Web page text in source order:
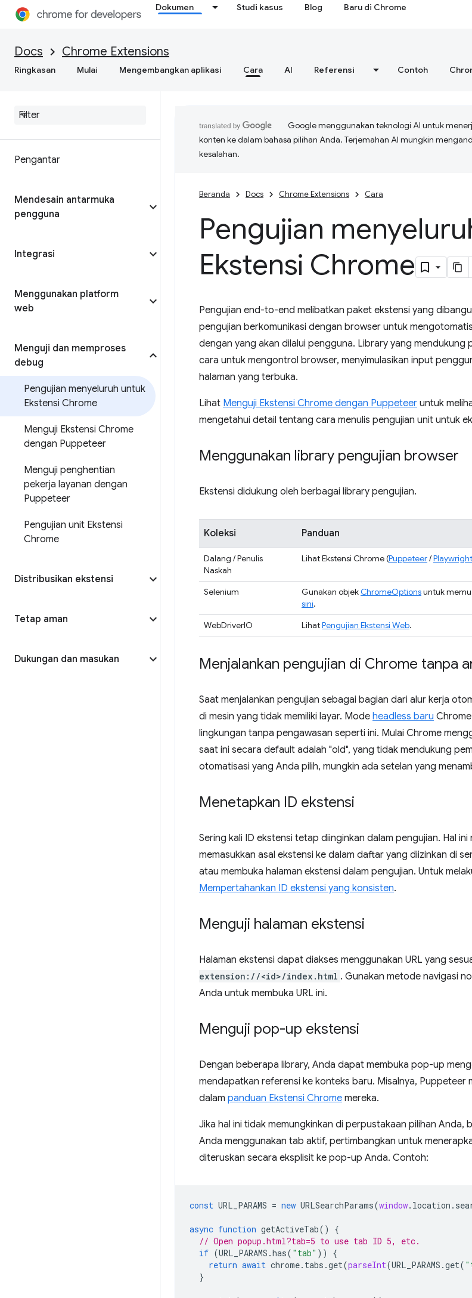
Dokumen Studi kasus Blog Baru di Chrome
Docs Chrome Extensions
Ringkasan Mulai Mengembangkan aplikasi Cara AI Referensi Contoh
Pengantar
Mendesain antarmuka
pengguna
Integrasi
Menggunakan platform
web
Menguji dan memproses
debug
Pengujian menyeluruh untuk
Ekstensi Chrome
Menguji Ekstensi Chrome
dengan Puppeteer
Menguji penghentian
pekerja layanan dengan
Puppeteer
Pengujian unit Ekstensi
Chrome
Distribusikan ekstensi
Tetap aman
Dukungan dan masukan
Google menggunakan teknologi AI untuk
konten ke dalam bahasa pilihan Anda. Terjemahan AI mungkin
kesalahan.
Beranda Docs Chrome Extensions Cara
Pengujian
Ekstensi Chrome
Pengujian end-to-end melibatkan paket ekstensi yang
pengujian berkomunikasi dengan browser untuk
dengan yang akan dilalui pengguna. Library yang mendukung
cara untuk mengontrol browser, menyimulasikan input
halaman yang terbuka.
Lihat Menguji Ekstensi Chrome dengan Puppeteer untuk
mengetahui detail tentang cara menulis pengujian unit untuk
Menggunakan library pengujian browser
Ekstensi didukung oleh berbagai library pengujian.
Koleksi Panduan
Dalang / Penulis
Naskah
Lihat Ekstensi Chrome (Puppeteer/Playwright
Selenium Gunakan objekChromeOptionsuntuk
sini.
WebDriverIO
LihatPengujian Ekstensi Web.
Menjalankan pengujian di Chrome tanpa
Saat menjalankan pengujian sebagai bagian dari alur kerja
di mesin yang tidak memiliki layar. Mode headless baru
lingkungan tanpa pengawasan seperti ini. Mulai Chrome
saat ini secara default adalah "old", yang tidak mendukung
otomatisasi yang Anda pilih, mungkin ada setelan yang
Menetapkan ID ekstensi
Sering kali ID ekstensi tetap diinginkan dalam pengujian. Hal
memasukkan asal ekstensi ke dalam daftar yang diizinkan di
atau membuka halaman ekstensi dalam pengujian. Untuk
Mempertahankan ID ekstensi yang konsisten.
Menguji halaman ekstensi
Halaman ekstensi dapat diakses menggunakan URL yang
extension://<id>/index.html . Gunakan metode navigasi
Anda untuk membuka URL ini.
Menguji pop-up ekstensi
Dengan beberapa library, Anda dapat membuka pop-up
mendapatkan referensi ke konteks baru. Misalnya, Puppeteer
dalam panduan Ekstensi Chrome mereka.
Jika hal ini tidak memungkinkan di perpustakaan pilihan
Anda menggunakan tab aktif, pertimbangkan untuk
diteruskan secara eksplisit ke pop-up Anda. Contoh:
const URL_PARAMS = new URLSearchParams(window. location .
async function getActiveTab()
{
// Open popup.html?tab=5 to use tab ID 5, etc.
if (URL_PARAMS .has( "tab" ))
{
return await chrome. tabs .get(parseInt(URL_PARAMS .get(
}